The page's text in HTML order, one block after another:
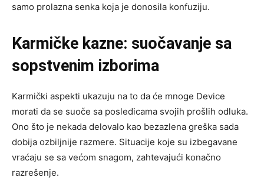
samo prolazna senka koja je donosila konfuziju.
Karmičke kazne: suočavanje sa
sopstvenim izborima
Karmički aspekti ukazuju na to da će mnoge Device
morati da se suoče sa posledicama svojih prošlih odluka.
Ono što je nekada delovalo kao bezazlena greška sada
dobija ozbiljnije razmere. Situacije koje su izbegavane
vraćaju se sa većom snagom, zahtevajući konačno
razrešenje.